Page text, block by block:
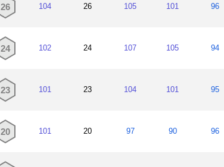
26 104 26 105 101 96
24 102 24 107 105 94
23 101 23 104 101 95
20 101 20 97 90 96